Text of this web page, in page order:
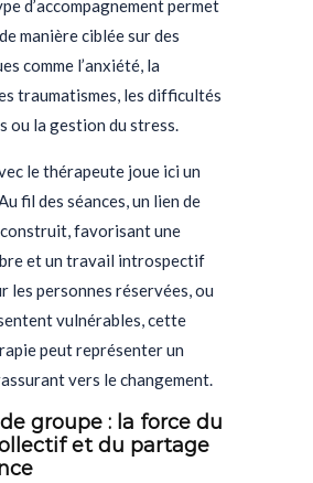
d’accompagnement permet
manière ciblée sur des
comme l’anxiété, la
traumatismes, les difficultés
ou la gestion du stress.
le thérapeute joue ici un
fil des séances, un lien de
favorisant une
et un travail introspectif
les personnes réservées, ou
vulnérables, cette
peut représenter un
vers le changement.
groupe : la force du
et du partage